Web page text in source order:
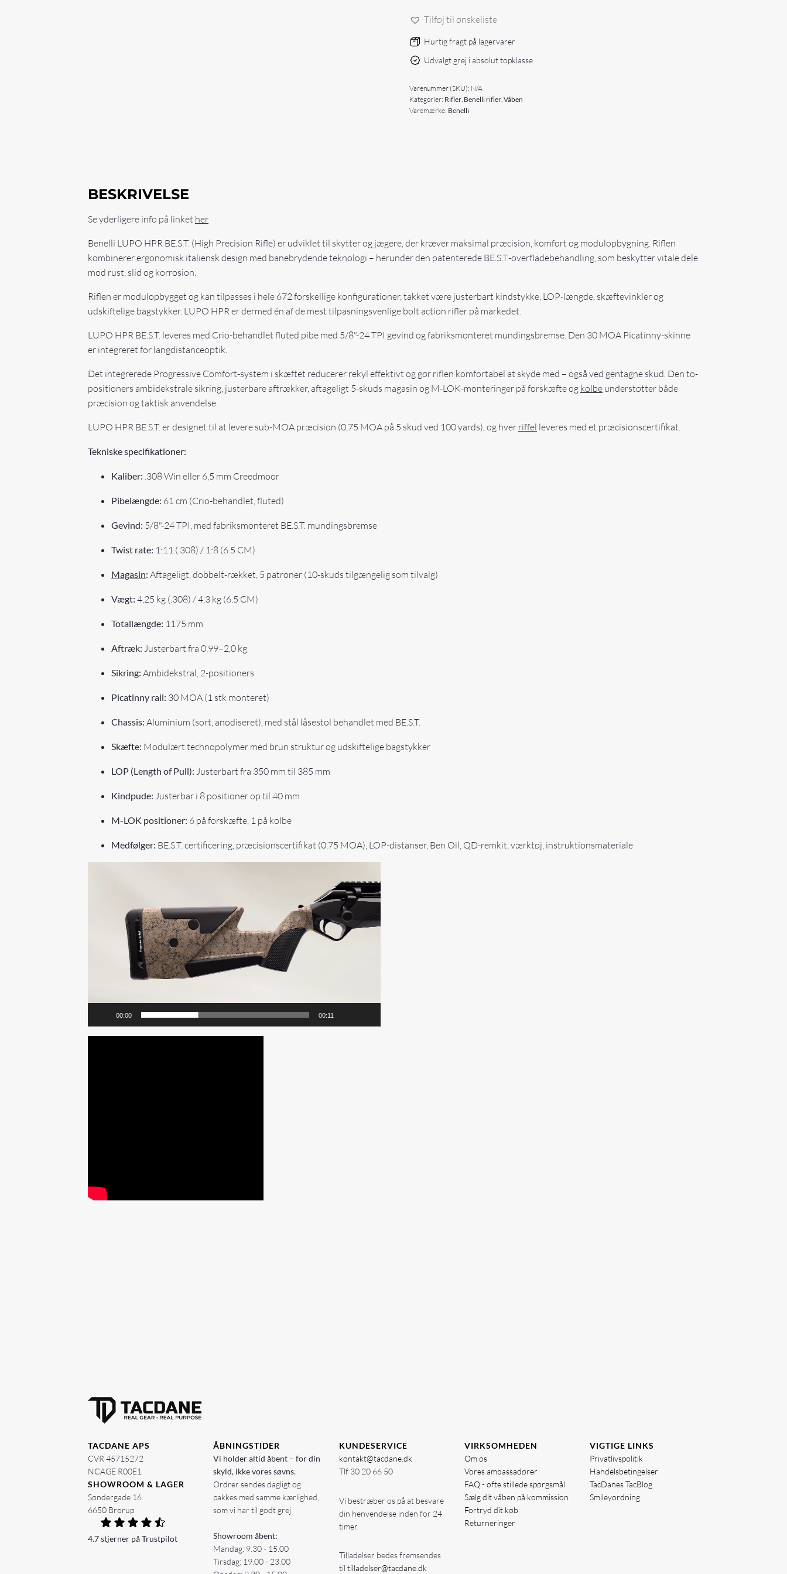
Tilføj til ønskeliste
Hurtig fragt på lagervarer
Udvalgt grej i absolut topklasse
Varenummer (SKU): N/A
Kategorier: Rifler, Benelli rifler,Våben
Varemærke: Benelli
BESKRIVELSE
Se yderligere info på linket her
Benelli LUPO HPR BE.S.T. (High Precision Rifle) er udviklet til skytter og jægere, der kræver maksimal præcision, komfort og modulopbygning. Riflen
kombinerer ergonomisk italiensk design med banebrydende teknologi – herunder den patenterede BE.S.T.-overfladebehandling, som beskytter vitale dele
mod rust, slid og korrosion.
Riflen er modulopbygget og kan tilpasses i hele 672 forskellige konfigurationer, takket være justerbart kindstykke, LOP-længde, skæftevinkler og
udskiftelige bagstykker. LUPO HPR er dermed én af de mest tilpasningsvenlige bolt action rifler på markedet.
LUPO HPR BE.S.T. leveres med Crio-behandlet fluted pibe med 5/8"-24 TPI gevind og fabriksmonteret mundingsbremse. Den 30 MOA Picatinny-skinne
er integreret for langdistanceoptik.
Det integrerede Progressive Comfort-system i skæftet reducerer rekyl effektivt og gør riflen komfortabel at skyde med – også ved gentagne skud. Den to-
positioners ambidekstrale sikring, justerbare aftrækker, aftageligt 5-skuds magasin og M-LOK-monteringer på forskæfte og kolbe understøtter både
præcision og taktisk anvendelse.
LUPO HPR BE.S.T. er designet til at levere sub-MOA præcision (0,75 MOA på 5 skud ved 100 yards), og hver riffel leveres med et præcisionscertifikat.
Tekniske specifikationer:
Kaliber: .308 Win eller 6,5 mm Creedmoor
Pibelængde: 61 cm (Crio-behandlet, fluted)
Gevind: 5/8"-24 TPI, med fabriksmonteret BE.S.T. mundingsbremse
Twist rate: 1:11 (.308) / 1:8 (6.5 CM)
Magasin: Aftageligt, dobbelt-rækket, 5 patroner (10-skuds tilgængelig som tilvalg)
Vægt: 4,25 kg (.308) / 4,3 kg (6.5 CM)
Totallængde: 1175 mm
Aftræk: Justerbart fra 0,99–2,0 kg
Sikring: Ambidekstral, 2-positioners
Picatinny rail: 30 MOA (1 stk monteret)
Chassis: Aluminium (sort, anodiseret), med stål låsestol behandlet med BE.S.T.
Skæfte: Modulært technopolymer med brun struktur og udskiftelige bagstykker
LOP (Length of Pull): Justerbart fra 350 mm til 385 mm
Kindpude: Justerbar i 8 positioner op til 40 mm
M-LOK positioner: 6 på forskæfte, 1 på kolbe
Medfølger: BE.S.T. certificering, præcisionscertifikat (0.75 MOA), LOP-distanser, Ben Oil, QD-remkit, værktøj, instruktionsmateriale
00:00 00:11
TACDANE APS
CVR 45715272
NCAGE R00E1
SHOWROOM & LAGER
Søndergade 16
6650 Brørup
4.7 stjerner på Trustpilot
ÅBNINGSTIDER
Vi holder altid åbent – for din
skyld, ikke vores søvns.
Ordrer sendes dagligt og
pakkes med samme kærlighed,
som vi har til godt grej
Showroom åbent:
Mandag: 9.30 - 15.00
Tirsdag: 19.00 - 23.00
KUNDESERVICE
kontakt@tacdane.dk
Tlf 30 20 66 50
Vi bestræber os på at besvare
din henvendelse inden for 24
timer.
Tilladelser bedes fremsendes
til tilladelser@tacdane.dk
VIRKSOMHEDEN
Om os
Vores ambassadører
FAQ - ofte stillede spørgsmål
Sælg dit våben på kommission
Fortryd dit køb
Returneringer
VIGTIGE LINKS
Privatlivspolitik
Handelsbetingelser
TacDanes TacBlog
Smileyordning